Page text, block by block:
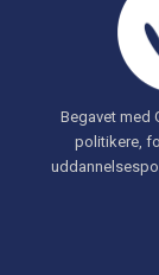
Begavet med
politikere,